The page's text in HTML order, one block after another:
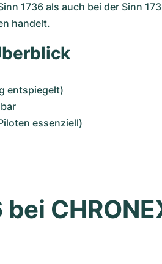
1736 als auch bei der Sinn
handelt.
entspiegelt)
essenziell)